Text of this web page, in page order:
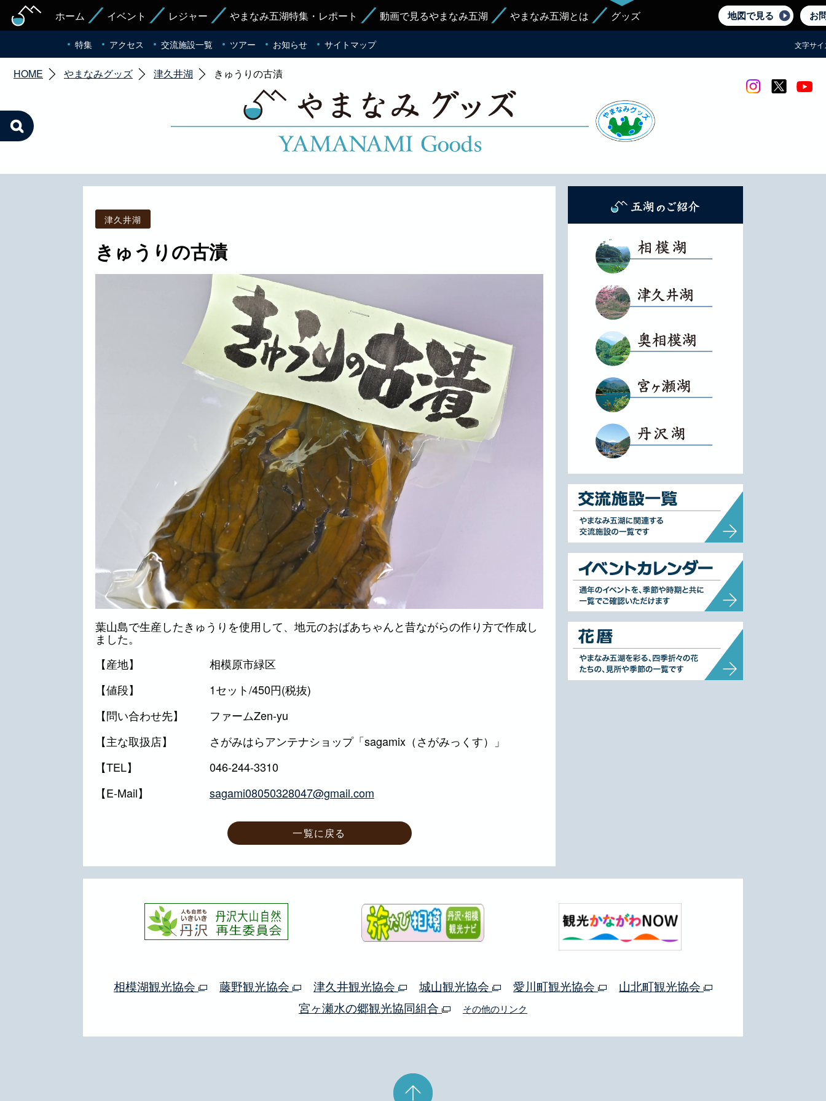
ホーム イベント レジャー やまなみ五湖特集・レポート 動画で見るやまなみ五湖 やまなみ五湖とは グッズ 地図で見る お
特集 アクセス 交流施設一覧 ツアー お知らせ サイトマップ 文字サイ
HOME やまなみグッズ 津久井湖 きゅうりの古漬
Instagram twitter
津久井湖
きゅうりの古漬
葉山島で生産したきゅうりを使用して、地元のおばあちゃんと昔ながらの作り方で作成し
ました。
【産地】
相模原市緑区
【値段】
1セット/450円(税抜)
【問い合わせ先】
ファームZen-yu
【主な取扱店】
さがみはらアンテナショップ「sagamix（さがみっくす）」
【TEL】
046-244-3310
【E-Mail】
sagami08050328047@gmail.com
一覧に戻る
相模湖観光協会 藤野観光協会 津久井観光協会 城山観光協会 愛川町観光協会
山北町観光協会
宮ヶ瀬水の郷観光協同組合
その他のリンク